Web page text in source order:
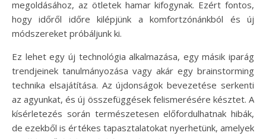
megoldásához, az ötletek hamar kifogynak. Ezért fontos,
hogy időről időre kilépjünk a komfortzónánkból és új
módszereket próbáljunk ki.
Ez lehet egy új technológia alkalmazása, egy másik iparág
trendjeinek tanulmányozása vagy akár egy brainstorming
technika elsajátítása. Az újdonságok bevezetése serkenti
az agyunkat, és új összefüggések felismerésére késztet. A
kísérletezés során természetesen előfordulhatnak hibák,
de ezekből is értékes tapasztalatokat nyerhetünk, amelyek